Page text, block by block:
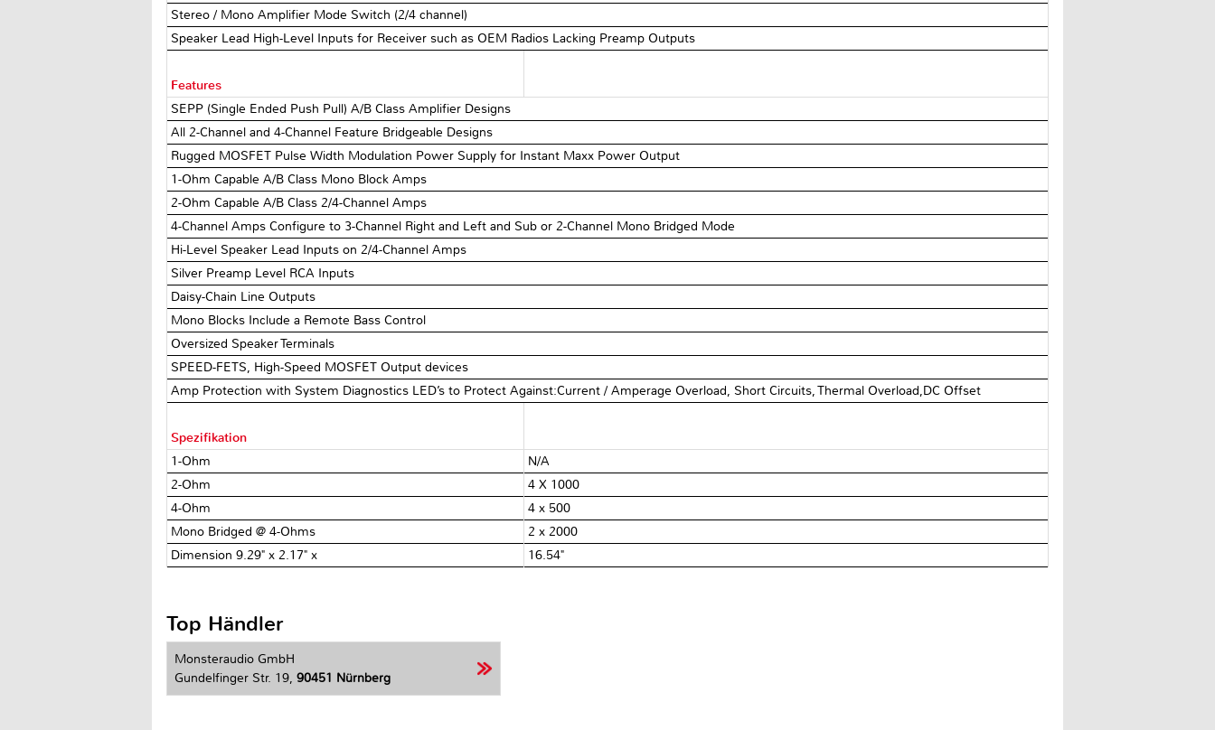
Stereo / Mono Amplifier Mode Switch (2/4 channel)
Speaker Lead High-Level Inputs for Receiver such as OEM Radios Lacking Preamp Outputs
Features
SEPP (Single Ended Push Pull) A/B Class Amplifier Designs
All 2-Channel and 4-Channel Feature Bridgeable Designs
Rugged MOSFET Pulse Width Modulation Power Supply for Instant Maxx Power Output
1-Ohm Capable A/B Class Mono Block Amps
2-Ohm Capable A/B Class 2/4-Channel Amps
4-Channel Amps Configure to 3-Channel Right and Left and Sub or 2-Channel Mono Bridged Mode
Hi-Level Speaker Lead Inputs on 2/4-Channel Amps
Silver Preamp Level RCA Inputs
Daisy-Chain Line Outputs
Mono Blocks Include a Remote Bass Control
Oversized Speaker Terminals
SPEED-FETS, High-Speed MOSFET Output devices
Amp Protection with System Diagnostics LED’s to Protect Against:Current / Amperage Overload, Short Circuits, Thermal Overload,DC Offset
Spezifikation
1-Ohm
N/A
2-Ohm
4 X 1000
4-Ohm
4 x 500
Mono Bridged @ 4-Ohms
2 x 2000
Dimension 9.29" x 2.17" x
16.54"
Top Händler
Monsteraudio GmbH
Gundelfinger Str. 19, 90451 Nürnberg